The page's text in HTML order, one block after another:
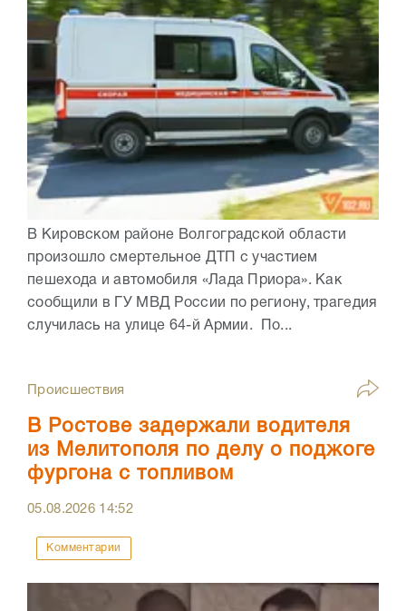
В Кировском районе Волгоградской области
произошло смертельное ДТП с участием
пешехода и автомобиля «Лада Приора». Как
сообщили в ГУ МВД России по региону, трагедия
случилась на улице 64-й Армии. По...
Происшествия
В Ростове задержали водителя
из Мелитополя по делу о поджоге
фургона с топливом
05.08.2026 14:52
Комментарии